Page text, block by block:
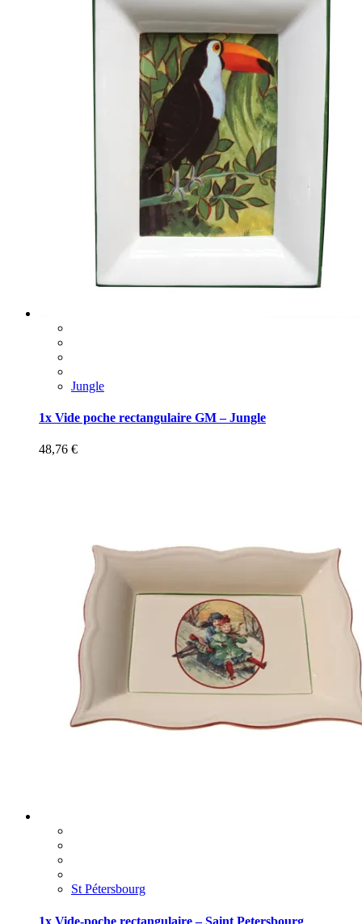
Jungle
1x Vide poche rectangulaire GM – Jungle
48,76 €
St Pétersbourg
1x Vide-poche rectangulaire – Saint Petersbourg